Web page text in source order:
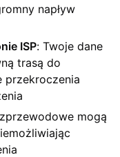
napływ
ISP: Twoje dane
trasą do
przekroczenia
mogą